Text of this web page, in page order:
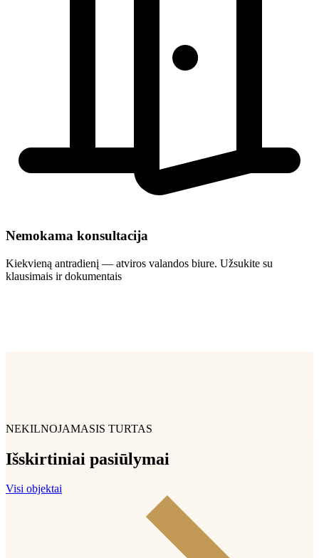
Nemokama konsultacija
Kiekvieną antradienį — atviros valandos biure. Užsukite su
klausimais ir dokumentais
NEKILNOJAMASIS TURTAS
Išskirtiniai pasiūlymai
Visi objektai